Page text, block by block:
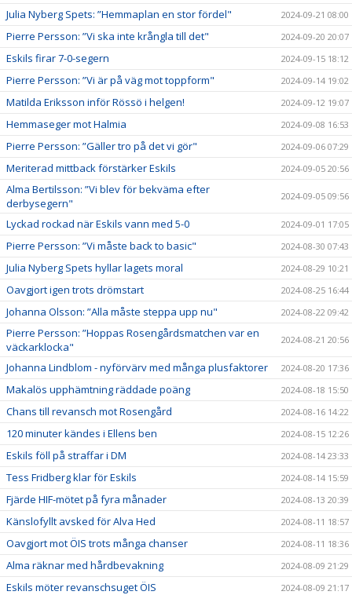
Julia Nyberg Spets: ”Hemmaplan en stor fördel" 2024-09-21 08:00
Pierre Persson: ”Vi ska inte krångla till det" 2024-09-20 20:07
Eskils firar 7-0-segern 2024-09-15 18:12
Pierre Persson: ”Vi är på väg mot toppform" 2024-09-14 19:02
Matilda Eriksson inför Rössö i helgen! 2024-09-12 19:07
Hemmaseger mot Halmia 2024-09-08 16:53
Pierre Persson: ”Gäller tro på det vi gör" 2024-09-06 07:29
Meriterad mittback förstärker Eskils 2024-09-05 20:56
Alma Bertilsson: ”Vi blev för bekväma efter
derbysegern"
2024-09-05 09:56
Lyckad rockad när Eskils vann med 5-0 2024-09-01 17:05
Pierre Persson: ”Vi måste back to basic" 2024-08-30 07:43
Julia Nyberg Spets hyllar lagets moral 2024-08-29 10:21
Oavgjort igen trots drömstart 2024-08-25 16:44
Johanna Olsson: ”Alla måste steppa upp nu" 2024-08-22 09:42
Pierre Persson: ”Hoppas Rosengårdsmatchen var en
väckarklocka"
2024-08-21 20:56
Johanna Lindblom - nyförvärv med många plusfaktorer 2024-08-20 17:36
Makalös upphämtning räddade poäng 2024-08-18 15:50
Chans till revansch mot Rosengård 2024-08-16 14:22
120 minuter kändes i Ellens ben 2024-08-15 12:26
Eskils föll på straffar i DM 2024-08-14 23:33
Tess Fridberg klar för Eskils 2024-08-14 15:59
Fjärde HIF-mötet på fyra månader 2024-08-13 20:39
Känslofyllt avsked för Alva Hed 2024-08-11 18:57
Oavgjort mot ÖIS trots många chanser 2024-08-11 18:36
Alma räknar med hårdbevakning 2024-08-09 21:29
Eskils möter revanschsuget ÖIS 2024-08-09 21:17